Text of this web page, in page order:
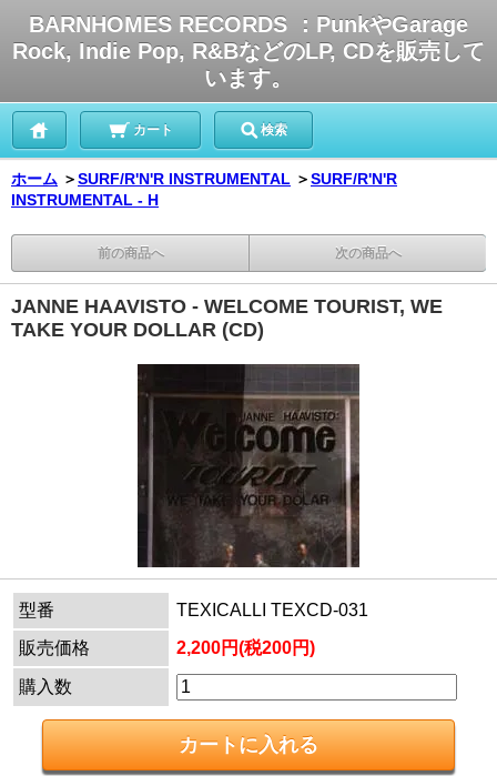
BARNHOMES RECORDS ：PunkやGarage
Rock, Indie Pop, R&BなどのLP, CDを販売して
います。
カート 検索
ホーム ＞SURF/R'N'R INSTRUMENTAL ＞SURF/R'N'R
INSTRUMENTAL - H
前の商品へ 次の商品へ
JANNE HAAVISTO - WELCOME TOURIST, WE
TAKE YOUR DOLLAR (CD)
型番
TEXICALLI TEXCD-031
販売価格
2,200円(税200円)
購入数